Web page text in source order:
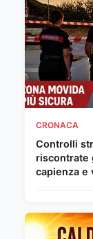
CRONACA
Controlli
riscontrate
capienza e